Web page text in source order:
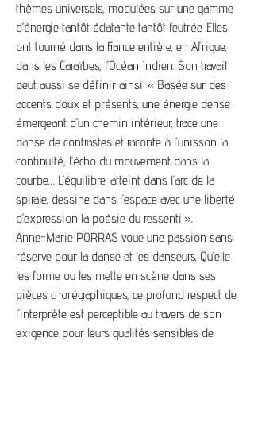
thèmes universels, modulées sur une gamme
d’énergie tantôt éclatante tantôt feutrée. Elles
ont tourné dans la France entière, en Afrique,
dans les Caraïbes, l’Océan Indien. Son travail
peut aussi se définir ainsi :« Basée sur des
accents doux et présents, une énergie dense
émergeant d’un chemin intérieur, trace une
danse de contrastes et raconte à l’unisson la
continuité, l’écho du mouvement dans la
courbe… L’équilibre, atteint dans l’arc de la
spirale, dessine dans l’espace avec une liberté
d’expression la poésie du ressenti ».
Anne-Marie PORRAS voue une passion sans
réserve pour la danse et les danseurs. Qu’elle
les forme ou les mette en scène dans ses
pièces chorégraphiques, ce profond respect de
l’interprète est perceptible au travers de son
exigence pour leurs qualités sensibles de